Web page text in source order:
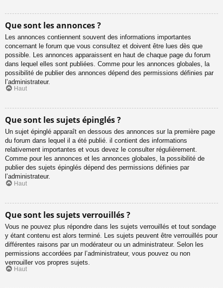
Que sont les annonces ?
Les annonces contiennent souvent des informations importantes
concernant le forum que vous consultez et doivent être lues dès que
possible. Les annonces apparaissent en haut de chaque page du forum
dans lequel elles sont publiées. Comme pour les annonces globales, la
possibilité de publier des annonces dépend des permissions définies par
l’administrateur.
Haut
Que sont les sujets épinglés ?
Un sujet épinglé apparaît en dessous des annonces sur la première page
du forum dans lequel il a été publié. il contient des informations
relativement importantes et vous devez le consulter régulièrement.
Comme pour les annonces et les annonces globales, la possibilité de
publier des sujets épinglés dépend des permissions définies par
l’administrateur.
Haut
Que sont les sujets verrouillés ?
Vous ne pouvez plus répondre dans les sujets verrouillés et tout sondage
y étant contenu est alors terminé. Les sujets peuvent être verrouillés pour
différentes raisons par un modérateur ou un administrateur. Selon les
permissions accordées par l’administrateur, vous pouvez ou non
verrouiller vos propres sujets.
Haut